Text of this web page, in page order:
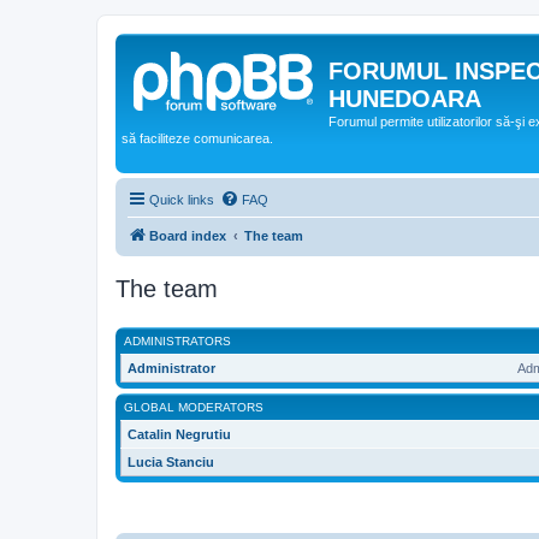
FORUMUL
HUNEDOARA
Forumul permite utilizatorilor să-şi
să faciliteze comunicarea.
Quick links FAQ
Board index The team
The team
ADMINISTRATORS
Administrator
GLOBAL MODERATORS
Catalin Negrutiu
Lucia Stanciu